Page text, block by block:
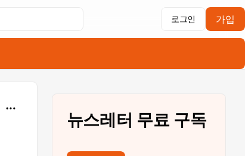
가입
로그인
뉴스레터 무료 구독